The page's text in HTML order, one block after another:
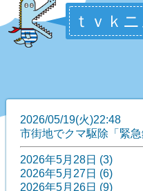
ｔｖｋ
2026/05/19(火)22:48
市街地でクマ駆除「緊
2026年5月28日 (3)
2026年5月27日 (6)
2026年5月26日 (9)